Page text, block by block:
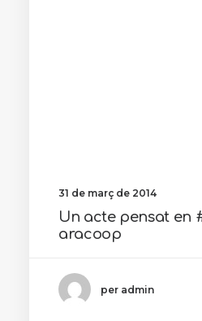
31 de març de 2014
Un acte pensat en
aracoop
per admin